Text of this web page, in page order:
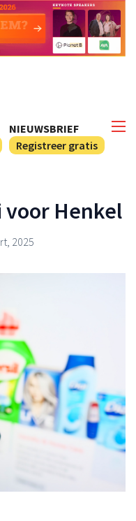
NIEUWSBRIEF
Registreer gratis
Henkel
2025